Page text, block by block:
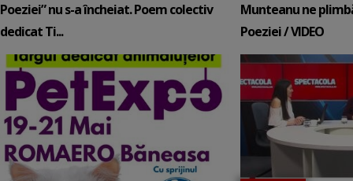
Poeziei” nu s-a încheiat. Poem colectiv
dedicat Ti...
Munteanu ne
Poeziei / VIDEO